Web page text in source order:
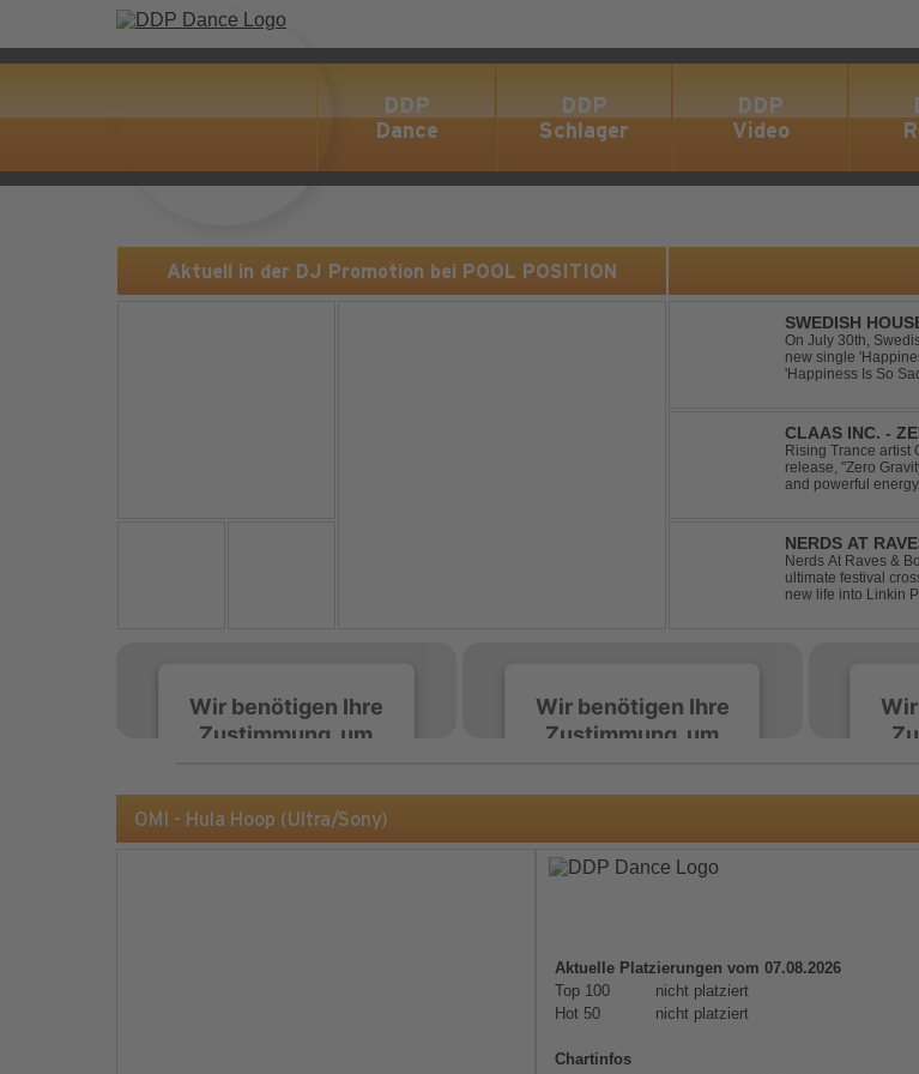
DDP
Dance
DDP
Schlager
DDP
Video
Aktuell in der DJ Promotion bei POOL POSITION
SWEDISH
On July 30th,
new single
'Happiness Is So
CLAAS INC. -
Rising Trance artist
release, "Zero
and powerful
NERDS AT
DIVIDE
Nerds At Raves &
ultimate festival
new life into Linkin
Wir benötigen Ihre
Zustimmung, um
Service zu laden!
Wir verwenden Spotify,
Wir benötigen Ihre
Zustimmung, um
Service zu laden!
Wir verwenden Spotify,
um Inhalte einzubetten.
Bitte lesen Sie die Details
durch und stimmen Sie
der Nutzung des Service
zu, um diese Inhalte
Wir
OMI - Hula Hoop (Ultra/Sony)
Aktuelle Platzierungen vom 07.08.2026
Top 100
nicht platziert
Hot 50
nicht platziert
Chartinfos